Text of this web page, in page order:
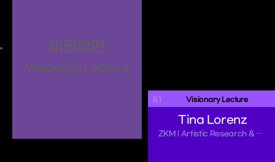
비전강연
Visionary Lecture
S.1 Visionary Lecture
Tina Lorenz
ZKM | Artistic Research & Development ZKM | Hertzlab